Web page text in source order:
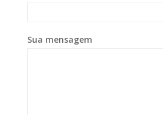
Sua mensagem